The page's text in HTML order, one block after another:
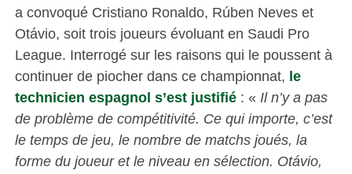
a convoqué Cristiano Ronaldo, Rúben Neves et
Otávio, soit trois joueurs évoluant en Saudi Pro
League. Interrogé sur les raisons qui le poussent à
continuer de piocher dans ce championnat, le
technicien espagnol s’est justifié: « Il n’y a pas
de problème de compétitivité. Ce qui importe, c’est
le temps de jeu, le nombre de matchs joués, la
forme du joueur et le niveau en sélection. Otávio,